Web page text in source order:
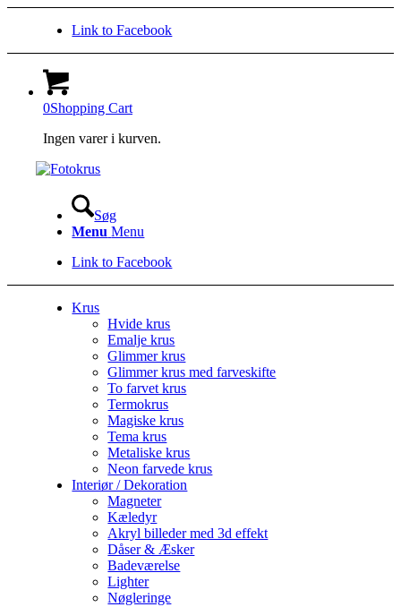
Link to Facebook
0Shopping Cart
Ingen varer i kurven.
Søg
Menu Menu
Link to Facebook
Krus
Hvide krus
Emalje krus
Glimmer krus
Glimmer krus med farveskifte
To farvet krus
Termokrus
Magiske krus
Tema krus
Metaliske krus
Neon farvede krus
Interiør / Dekoration
Magneter
Kæledyr
Akryl billeder med 3d effekt
Dåser & Æsker
Badeværelse
Lighter
Nøgleringe